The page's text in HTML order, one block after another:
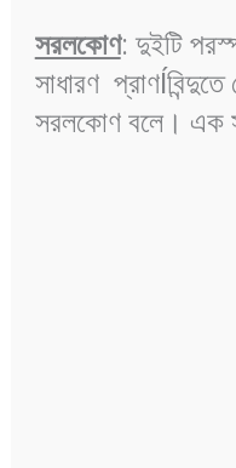
সরলকোণ: দুইটি
সাধারণ
সরলকোণ বলে। এক